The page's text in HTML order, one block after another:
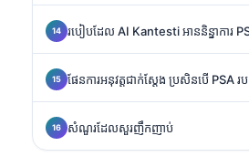
របៀបដែល AI Kantesti អាននិន្នាការ
ផែនការអនុវត្តជាក់ស្តែង ប្រសិនបើ PSA រ
សំណួរដែលសួរញឹកញាប់